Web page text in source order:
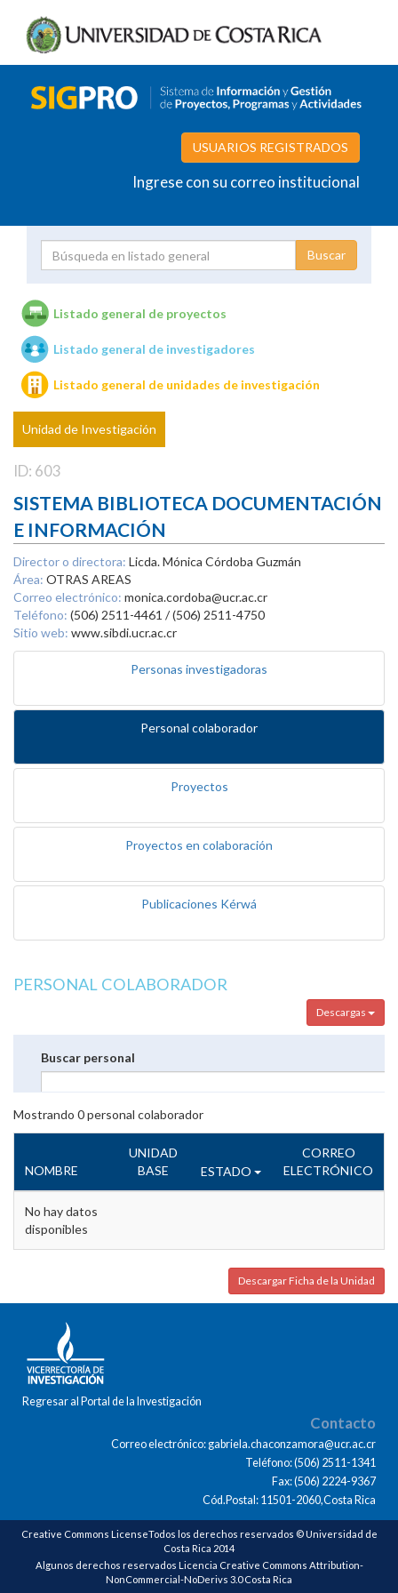
USUARIOS REGISTRADOS
Ingrese con su correo institucional
Unidades de investigación
Listado general de proyectos
Listado general de investigadores
Listado general de unidades de investigación
Unidad de Investigación
ID: 603
SISTEMA BIBLIOTECA DOCUMENTACIÓN
E INFORMACIÓN
Director o directora: Licda. Mónica Córdoba Guzmán
Área: OTRAS AREAS
Correo electrónico: monica.cordoba@ucr.ac.cr
Teléfono: (506) 2511-4461 / (506) 2511-4750
Sitio web: www.sibdi.ucr.ac.cr
Personas investigadoras
Personal colaborador
Proyectos
Proyectos en colaboración
Publicaciones Kérwá
PERSONAL COLABORADOR
Descargas
Buscar personal
Mostrando 0personal colaborador
NOMBRE
UNIDAD
BASE
ESTADO
CORREO
ELECTRÓNICO
No hay datos
disponibles
Descargar Ficha de la Unidad
Regresar al Portal de la Investigación
Contacto
Correo electrónico: gabriela.chaconzamora@ucr.ac.cr
Teléfono: (506) 2511-1341
Fax: (506) 2224-9367
Cód.Postal: 11501-2060,Costa Rica
Creative Commons LicenseTodos los derechos reservados © Universidad de
Costa Rica 2014
Algunos derechos reservados Licencia Creative Commons Attribution-
NonCommercial-NoDerivs 3.0 Costa Rica